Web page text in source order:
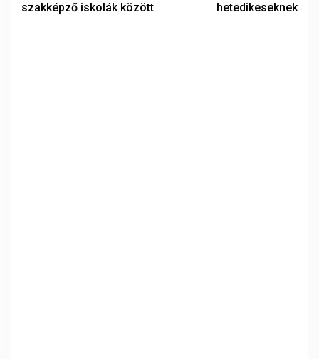
szakképző iskolák között
hetedikeseknek